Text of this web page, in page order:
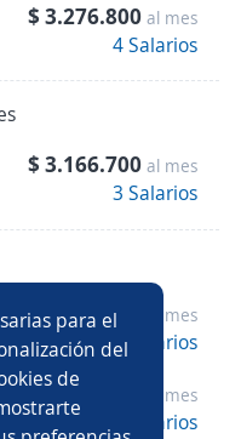
para el
del
de
$ 3.276.800 al mes
4 Salarios
$ 3.166.700 al mes
3 Salarios
$ 2.058.500 al mes
4 Salarios
$ 3.091.400 al mes
3 Salarios